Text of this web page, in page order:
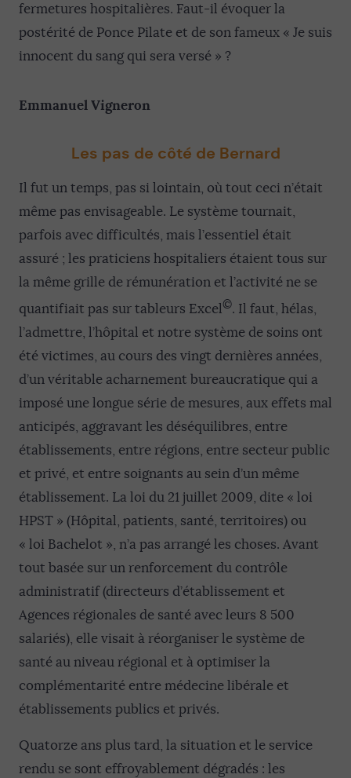
fermetures hospitalières. Faut-il évoquer la
postérité de Ponce Pilate et de son fameux « Je suis
innocent du sang qui sera versé » ?
Emmanuel Vigneron
Les pas de côté de Bernard
Il fut un temps, pas si lointain, où tout ceci n’était
même pas envisageable. Le système tournait,
parfois avec difficultés, mais l’essentiel était
assuré ; les praticiens hospitaliers étaient tous sur
la même grille de rémunération et l’activité ne se
quantifiait pas sur tableurs Excel©. Il faut, hélas,
l’admettre, l’hôpital et notre système de soins ont
été victimes, au cours des vingt dernières années,
d’un véritable acharnement bureaucratique qui a
imposé une longue série de mesures, aux effets mal
anticipés, aggravant les déséquilibres, entre
établissements, entre régions, entre secteur public
et privé, et entre soignants au sein d’un même
établissement. La loi du 21 juillet 2009, dite « loi
HPST » (Hôpital, patients, santé, territoires) ou
« loi Bachelot », n’a pas arrangé les choses. Avant
tout basée sur un renforcement du contrôle
administratif (directeurs d’établissement et
Agences régionales de santé avec leurs 8 500
salariés), elle visait à réorganiser le système de
santé au niveau régional et à optimiser la
complémentarité entre médecine libérale et
établissements publics et privés.
Quatorze ans plus tard, la situation et le service
rendu se sont effroyablement dégradés : les